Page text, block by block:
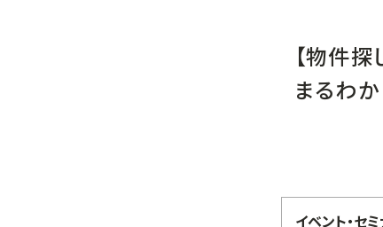
【物件
まるわ
イベント・セ